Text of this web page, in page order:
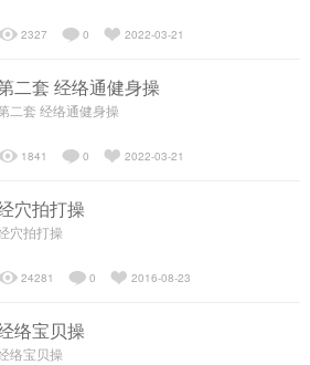
2327 0 2022-03-21
二套 经络通健身操
二套 经络通健身操
1841 0 2022-03-21
穴拍打操
穴拍打操
24281 0 2016-08-23
络宝贝操
络宝贝操